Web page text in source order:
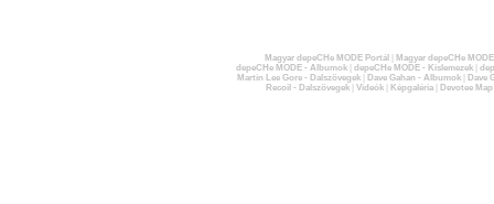
Magyar depeCHe MODE Portál
Magyar depeCHe
depeCHe MODE - Albumok| depeCHe MODE - Kislemezek|
Martin Lee Gore - Dalszövegek| Dave Gahan - Albumok|
Dave
Recoil - Dalszövegek| Videók| Képgaléria| Devotee Map